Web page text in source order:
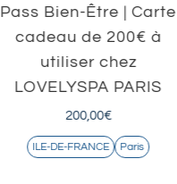
Pass Bien-Être | Carte
cadeau de 200€ à
utiliser chez
LOVELYSPA PARIS
200,00€
ILE-DE-FRANCE Paris